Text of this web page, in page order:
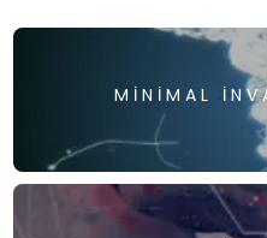
MINIMAL